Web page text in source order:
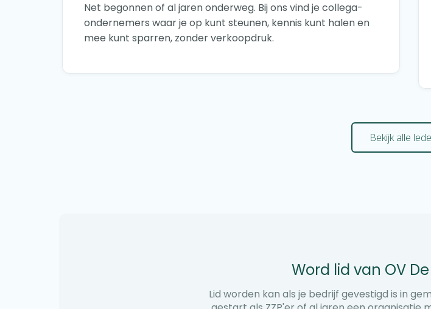
Net begonnen of al jaren onderweg. Bij ons vind je collega-
ondernemers waar je op kunt steunen, kennis kunt halen en
mee kunt sparren, zonder verkoopdruk.
Bekijk alle
Word lid van OV
Lid worden kan als je bedrijf gevestigd is in